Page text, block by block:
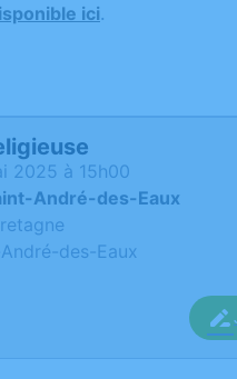
ici.
2025 à 15h00
André-des-Eaux
des-Eaux